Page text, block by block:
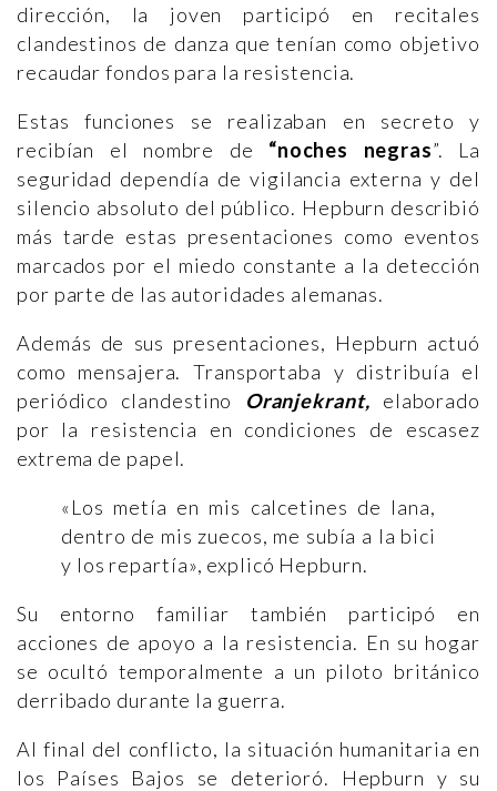
dirección, la joven participó en recitales
clandestinos de danza que tenían como objetivo
recaudar fondos para la resistencia.
Estas funciones se realizaban en secreto y
recibían el nombre de “noches negras”. La
seguridad dependía de vigilancia externa y del
silencio absoluto del público. Hepburn describió
más tarde estas presentaciones como eventos
marcados por el miedo constante a la detección
por parte de las autoridades alemanas.
Además de sus presentaciones, Hepburn actuó
como mensajera. Transportaba y distribuía el
periódico clandestino
Oranjekrant, elaborado
por la resistencia en condiciones de escasez
extrema de papel.
«Los metía en mis calcetines de lana,
dentro de mis zuecos, me subía a la bici
y los repartía», explicó Hepburn.
Su entorno familiar también participó en
acciones de apoyo a la resistencia. En su hogar
se ocultó temporalmente a un piloto británico
derribado durante la guerra.
Al final del conflicto, la situación humanitaria en
los Países Bajos se deterioró. Hepburn y su